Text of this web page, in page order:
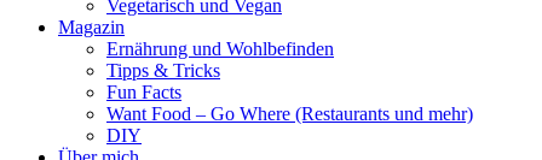
Vegetarisch und Vegan
Magazin
Ernährung und Wohlbefinden
Tipps & Tricks
Fun Facts
Want Food – Go Where (Restaurants und mehr)
DIY